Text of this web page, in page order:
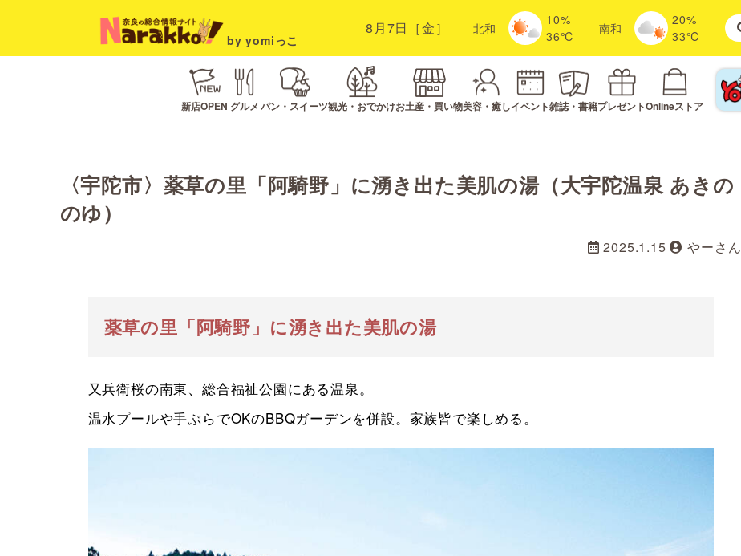
by yomiっこ
8月7日［金］ 北和
10%
36℃
南和
20%
33℃
新店OPEN グルメ パン・スイーツ観光・おでかけお土産・買い物美容・癒しイベント雑誌・書籍プレゼントOnlineストア
〈宇陀市〉薬草の里「阿騎野」に湧き出た美肌の湯（大宇陀温泉 あきの
のゆ）
2025.1.15 やーさん
薬草の里「阿騎野」に湧き出た美肌の湯
又兵衛桜の南東、総合福祉公園にある温泉。
温水プールや手ぶらでOKのBBQガーデンを併設。家族皆で楽しめる。